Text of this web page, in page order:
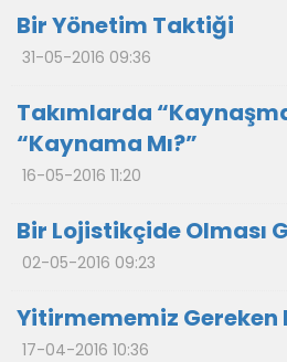
Bir Yönetim Taktiği
31-05-2016 09:36
Takımlarda
“Kaynama Mı?”
16-05-2016 11:20
Bir Lojistikçide Olması
02-05-2016 09:23
Yitirmememiz Gereken
17-04-2016 10:36